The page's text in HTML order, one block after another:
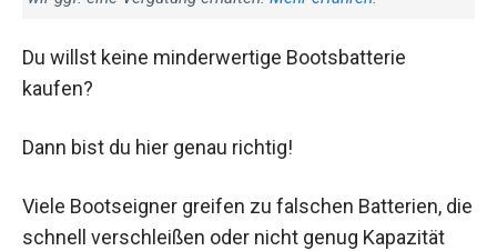
Du willst keine minderwertige Bootsbatterie
kaufen?
Dann bist du hier genau richtig!
Viele Bootseigner greifen zu falschen Batterien, die
schnell verschleißen oder nicht genug Kapazität